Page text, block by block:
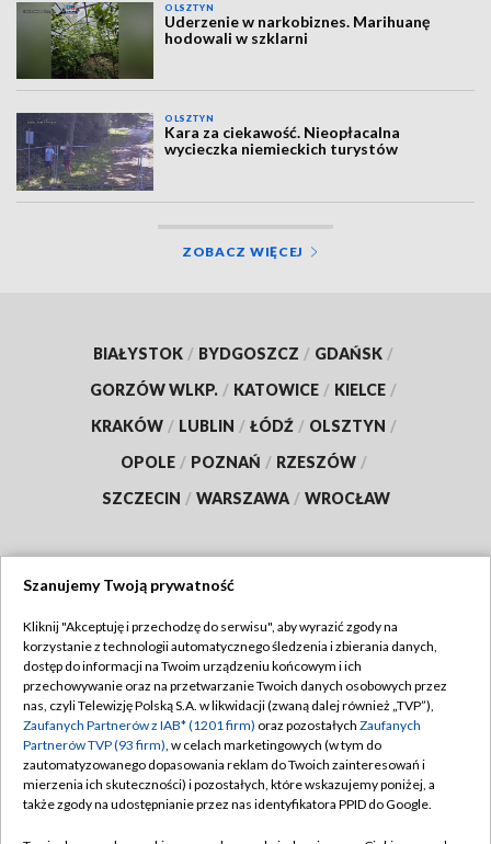
OLSZTYN
Uderzenie w narkobiznes. Marihuanę
hodowali w szklarni
OLSZTYN
Kara za ciekawość. Nieopłacalna
wycieczka niemieckich turystów
ZOBACZ WIĘCEJ
BIAŁYSTOK / BYDGOSZCZ / GDAŃSK /
GORZÓW WLKP. / KATOWICE / KIELCE /
KRAKÓW / LUBLIN / ŁÓDŹ / OLSZTYN /
OPOLE / POZNAŃ / RZESZÓW /
SZCZECIN / WARSZAWA / WROCŁAW
TVP
Abonament TVP
Emisja w TVP
Centrum informacji TVP
Naziemna Telewizja Cyfrowa
Regulamin TVP
Polityka prywatności
Moje zgody
Pomoc
Szanujemy Twoją prywatność
Kliknij "Akceptuję i przechodzę do serwisu", aby wyrazić zgody na
korzystanie z technologii automatycznego śledzenia i zbierania danych,
dostęp do informacji na Twoim urządzeniu końcowym i ich
przechowywanie oraz na przetwarzanie Twoich danych osobowych przez
nas, czyli Telewizję Polską S.A. w likwidacji (zwaną dalej również „TVP”),
Zaufanych Partnerów z IAB* (1201 firm) oraz pozostałych Zaufanych
Partnerów TVP (93 firm), w celach marketingowych (w tym do
zautomatyzowanego dopasowania reklam do Twoich zainteresowań i
mierzenia ich skuteczności) i pozostałych, które wskazujemy poniżej, a
także zgody na udostępnianie przez nas identyfikatora PPID do Google.